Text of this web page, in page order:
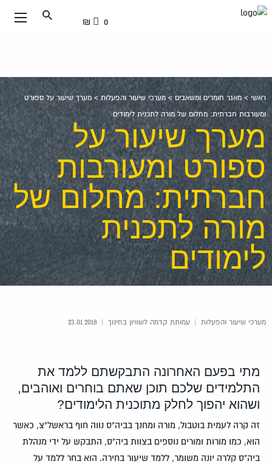
עבור
0 ₪
ראשי >מאגר חומרים ומשאבים> מערכי שיעור והפעלות> מערך שיעור על ספורט
ומעורבות חברתית: מחלום של מורה לתכנית לימודים
מערך שיעור על
ספורט ומעורבות
חברתית: מחלום של
מורה לתכנית
לימודים
מערכי שיעור והפעלות עמותת קדמה לשוויון בחינוך
מתי בפעם האחרונה התבקשתם ללמד את
התלמידים שלכם תוכן שאתם בוחרים ואוהבים,
ושהוא יהפוך לחלק מתוכנית הלימודים?
זה קרה לעמית בוטבול, מורה ומחנך בביה"ס נווה חוף בראשל"צ, כאשר
הוא, כמו מורות ומורים נוספים בצוות ביה"ס, התבקש על ידי מנהלת
ביה"ס קלרה יונה משומר, ללמד שיעור בחירה. הוא בחר ללמד על